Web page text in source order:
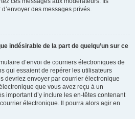
des messages privés.
indésirable de la part de quelqu’un sur ce
d’envoi de courriers électroniques de
qui essaient de repérer les utilisateurs
devriez envoyer par courrier électronique
que vous avez reçu à un
important d’y inclure les en-têtes contenant
électronique. Il pourra alors agir en